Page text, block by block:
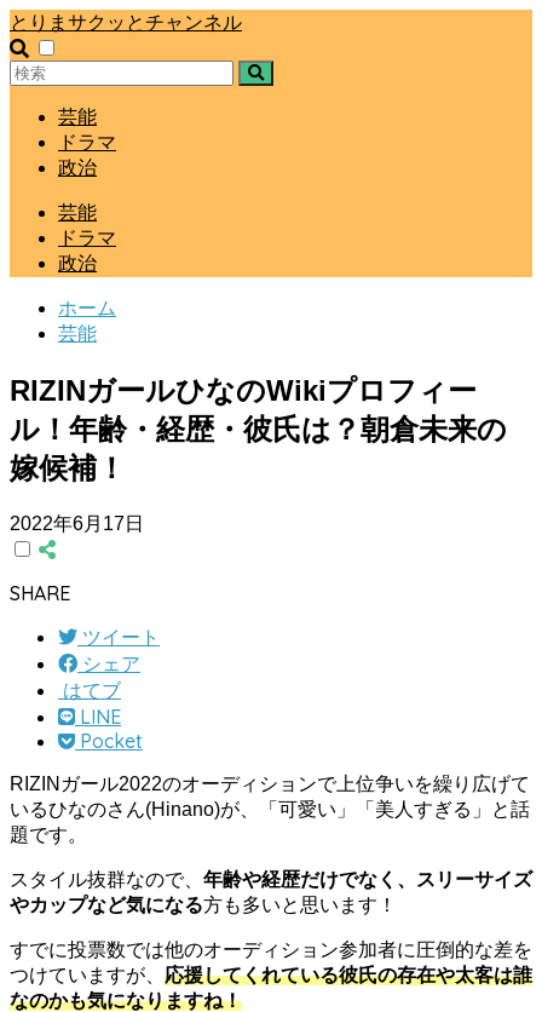
とりまサクッとチャンネル
芸能
ドラマ
政治
芸能
ドラマ
政治
ホーム
芸能
RIZINガールひなのWikiプロフィー
ル！年齢・経歴・彼氏は？朝倉未来の
嫁候補！
2022年6月17日
SHARE
ツイート
シェア
はてブ
LINE
Pocket
RIZINガール2022のオーディションで上位争いを繰り広げて
いるひなのさん(Hinano)が、「可愛い」「美人すぎる」と話
題です。
スタイル抜群なので、 年齢や経歴だけでなく、スリーサイズ
やカップなど気になる方も多いと思います！
すでに投票数では他のオーディション参加者に圧倒的な差を
つけていますが、 応援してくれている彼氏の存在や太客は誰
なのかも気になりますね！